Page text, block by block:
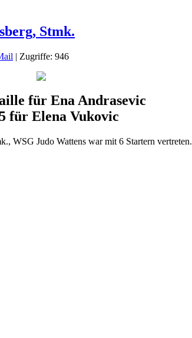
Stmk.
| Zugriffe: 946
für Ena Andrasevic
für Elena Vukovic
WSG Judo Wattens war mit 6 Startern vertreten.